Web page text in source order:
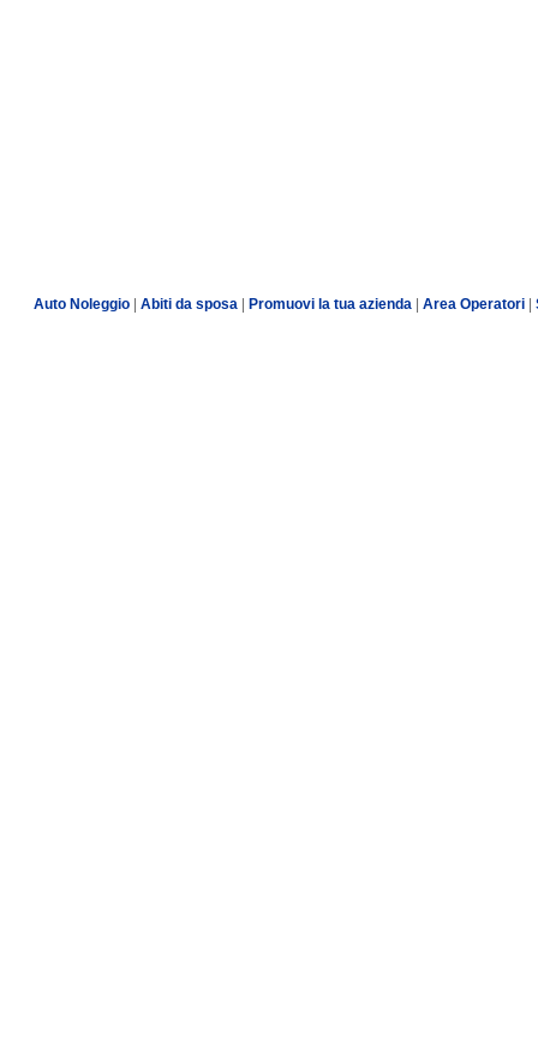
Auto Noleggio Abiti da sposa Promuovi la tua azienda Area Operatori